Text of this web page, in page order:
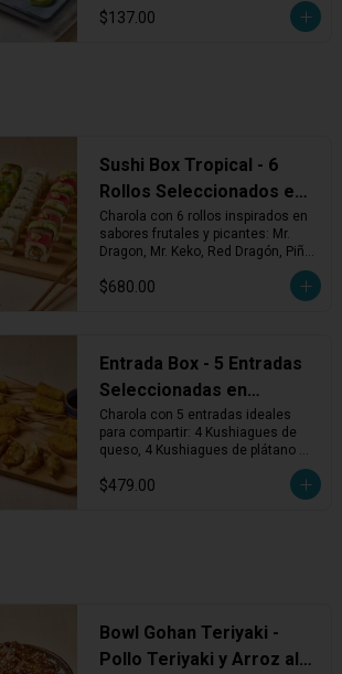
$137.00
Sushi Box Tropical - 6
Rollos Seleccionados en
Charola
Charola con 6 rollos inspirados en
sabores frutales y picantes: Mr.
Dragon, Mr. Keko, Red Dragón, Piña
Avocado Maki Vegetariano.
¡Fresco, atrevido y lleno de sabor!
$680.00
Entrada Box - 5 Entradas
Seleccionadas en
Charola
Charola con 5 entradas ideales
para compartir: 4 Kushiagues de
queso, 4 Kushiagues de plátano
con queso, dumplings vegetales
fritos, chiles tempura y edamames
$479.00
Bowl Gohan Teriyaki -
Pollo Teriyaki y Arroz al